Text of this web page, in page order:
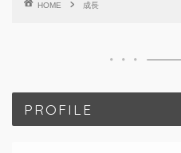
HOME 成長
PROFILE